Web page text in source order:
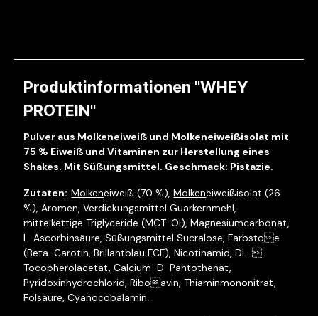
Produktinformationen "WHEY
PROTEIN"
Pulver aus Molkeneiweiß und Molkeneiweißisolat mit
75 % Eiweiß und Vitaminen zur Herstellung eines
Shakes. Mit Süßungsmittel. Geschmack: Pistazie.
Molkeneiweiß (70 %),Molkeneiweißisolat (26
%), Aromen, Verdickungsmittel Guarkernmehl,
mittelkettige Triglyceride (MCT-Öl), Magnesiumcarbonat,
L-Ascorbinsäure, Süßungsmittel Sucralose, Farbstoe
(Beta-Carotin, Brillantblau FCF), Nicotinamid, DL--
Tocopherolacetat, Calcium-D-Pantothenat,
Pyridoxinhydrochlorid, Riboavin, Thiaminmononitrat,
Folsäure, Cyanocobalamin.